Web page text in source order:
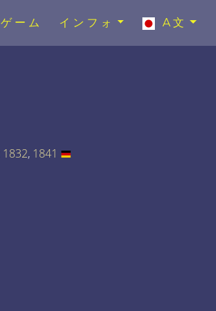
ゲーム インフォ A文
1832, 1841